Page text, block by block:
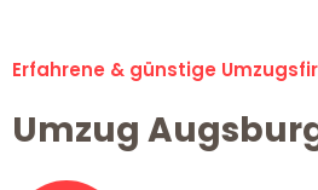
Erfahrene & günstige
Umzug